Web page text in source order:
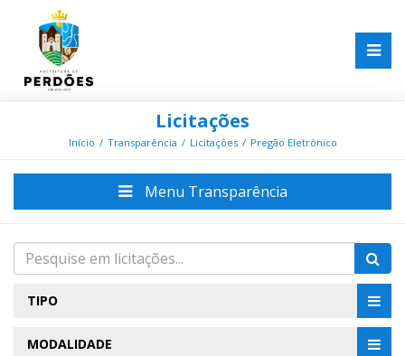
Licitações
Início Transparência Licitações Pregão Eletrônico
Menu Transparência
TIPO
MODALIDADE